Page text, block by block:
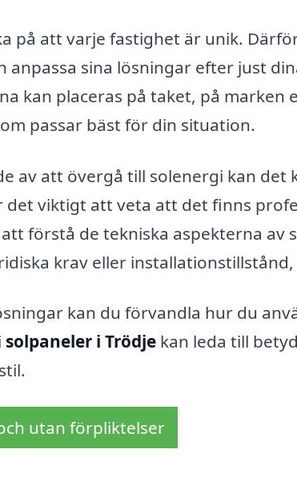
på att varje fastighet är unik.
anpassa sina lösningar efter just
kan placeras på taket, på marken
passar bäst för din situation.
av att övergå till solenergi kan det
det viktigt att veta att det finns
förstå de tekniska aspekterna av
krav eller
kan du förvandla hur du
solpaneler i Trödje kan leda till
utan förpliktelser